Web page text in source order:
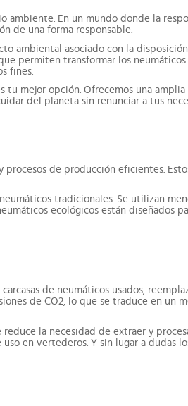
ambiente. En un mundo donde la
de una forma responsable.
ambiental asociado con la
permiten transformar los neumáticos
fines.
tu mejor opción. Ofrecemos una amplia
del planeta sin renunciar a tus
de producción eficientes.
tradicionales. Se utilizan
ecológicos están diseñados
de neumáticos usados,
de CO2, lo que se traduce en un
la necesidad de extraer y
en vertederos. Y sin lugar a dudas